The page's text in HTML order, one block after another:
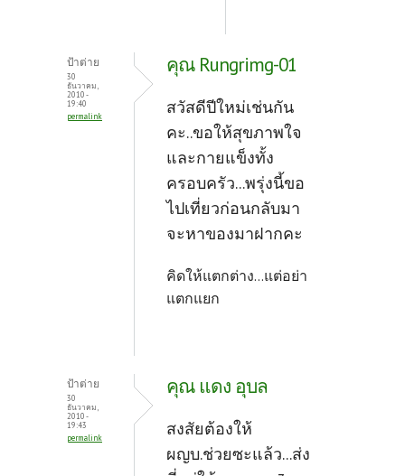
ป้าต่าย
30
ธันวาคม,
2010 -
19:40
permalink
คุณ Rungrimg-01
สวัสดีปีใหม่เช่นกัน
คะ..ขอให้สุขภาพใจ
และกายแข็งทั้ง
ครอบครัว...พรุ่งนี้ขอ
ไปเที่ยวก่อนกลับมา
จะหาของมาฝากคะ
คิดให้แตกต่าง...แต่อย่า
แตกแยก
ป้าต่าย
30
ธันวาคม,
2010 -
19:43
permalink
คุณ แดง อุบล
สงสัยต้องให้
ผญบ.ช่วยซะแล้ว...ส่ง